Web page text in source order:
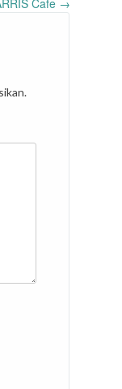
Cafe →